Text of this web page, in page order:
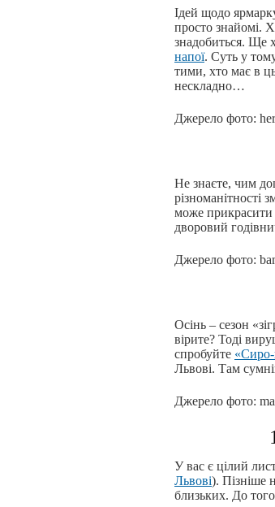
Ідей щодо
просто знайомі.
знадобиться. Ще
напої. Суть у
тими, хто має в
нескладно…
Джерело фото:
Не знаєте, чим
різноманітності
може прикрасити
дворовий
Джерело фото:
Осінь – сезон
вірите? Тоді
спробуйте «Сиро-
Львові. Там
Джерело фото:
У вас є цілий
Львові). Пізніше
близьких. До